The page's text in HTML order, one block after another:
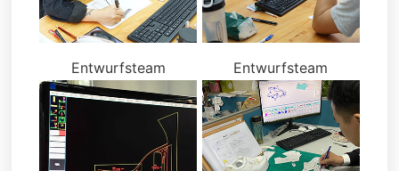
Entwurfsteam Entwurfsteam